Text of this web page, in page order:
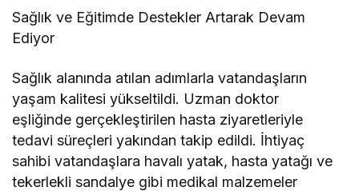
Sağlık ve Eğitimde Destekler Artarak Devam
Ediyor
Sağlık alanında atılan adımlarla vatandaşların
yaşam kalitesi yükseltildi. Uzman doktor
eşliğinde gerçekleştirilen hasta ziyaretleriyle
tedavi süreçleri yakından takip edildi. İhtiyaç
sahibi vatandaşlara havalı yatak, hasta yatağı ve
tekerlekli sandalye gibi medikal malzemeler